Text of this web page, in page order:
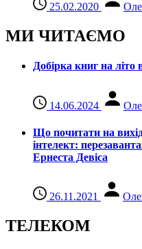
25.02.2020
МИ ЧИТАЄМО
Добірка книг на літо
14.06.2024
Що почитати на
інтелект:
Ернеста Девіса
26.11.2021
ТЕЛЕКОМ